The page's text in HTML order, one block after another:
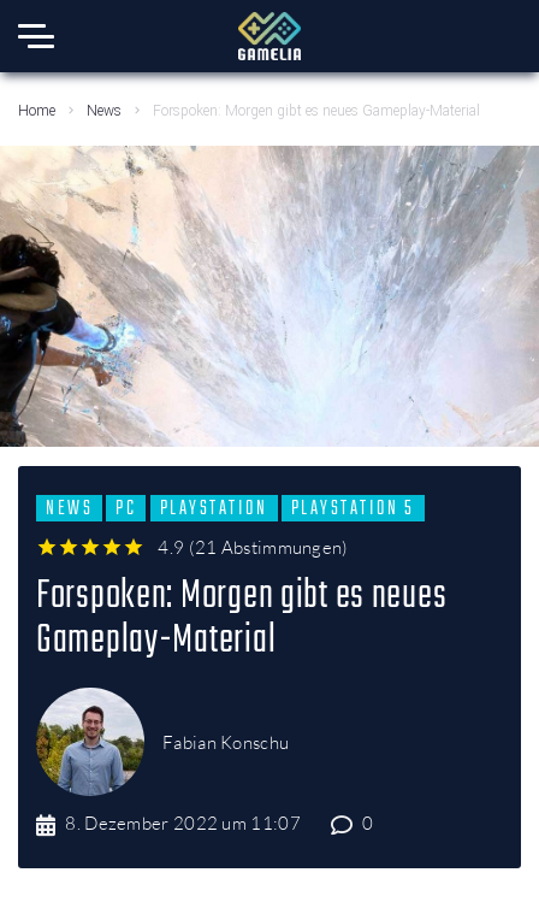
Home News Forspoken: Morgen gibt es neues Gameplay-Material
NEWS PC PLAYSTATION PLAYSTATION 5
4.9 (21 Abstimmungen)
Forspoken: Morgen gibt es neues
Gameplay-Material
Fabian Konschu
8. Dezember 2022 um 11:07 0